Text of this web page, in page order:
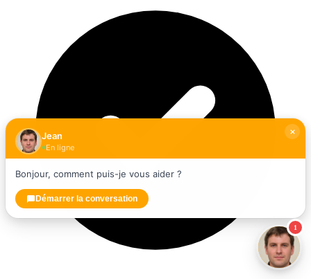
1
Jean
En ligne
Bonjour, comment puis-je vous aider ?
Démarrer la conversation